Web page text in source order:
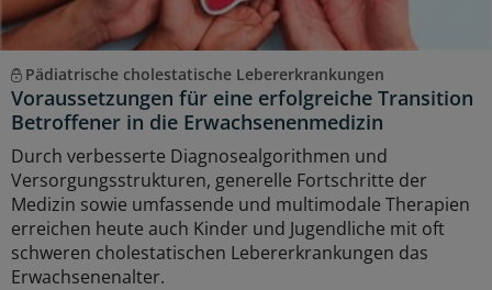
Pädiatrische cholestatische Lebererkrankungen
Voraussetzungen für eine erfolgreiche Transition
Betroffener in die Erwachsenenmedizin
Durch verbesserte Diagnosealgorithmen und
Versorgungsstrukturen, generelle Fortschritte der
Medizin sowie umfassende und multimodale Therapien
erreichen heute auch Kinder und Jugendliche mit oft
schweren cholestatischen Lebererkrankungen das
Erwachsenenalter.